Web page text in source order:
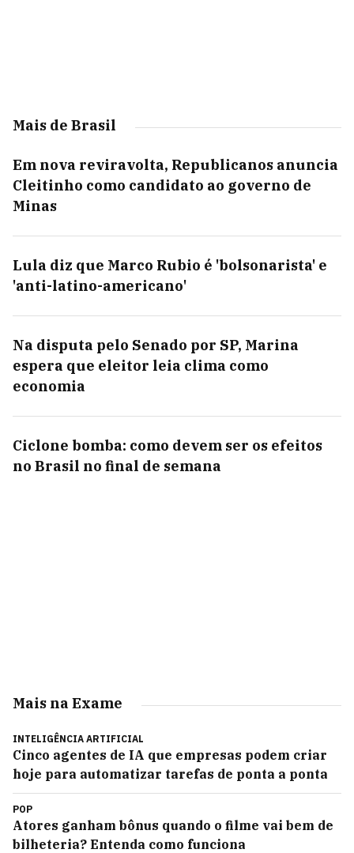
Mais de Brasil
Em nova reviravolta, Republicanos anuncia
Cleitinho como candidato ao governo de
Minas
Lula diz que Marco Rubio é 'bolsonarista' e
'anti-latino-americano'
Na disputa pelo Senado por SP, Marina
espera que eleitor leia clima como
economia
Ciclone bomba: como devem ser os efeitos
no Brasil no final de semana
Mais na Exame
INTELIGÊNCIA ARTIFICIAL
Cinco agentes de IA que empresas podem criar
hoje para automatizar tarefas de ponta a ponta
POP
Atores ganham bônus quando o filme vai bem de
bilheteria? Entenda como funciona